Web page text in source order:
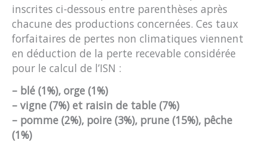
inscrites ci-dessous entre parenthèses après
chacune des productions concernées. Ces taux
forfaitaires de pertes non climatiques viennent
en déduction de la perte recevable considérée
pour le calcul de l’ISN :
– blé (1%), orge (1%)
– vigne (7%) et raisin de table (7%)
– pomme (2%), poire (3%), prune (15%), pêche
(1%)